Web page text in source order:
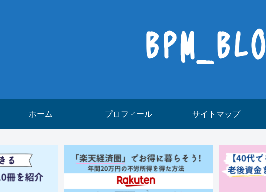
ホーム プロフィール サイトマップ